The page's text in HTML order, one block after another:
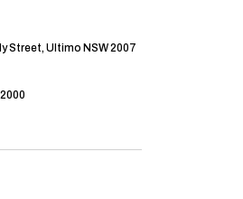
Street, Ultimo NSW 2007